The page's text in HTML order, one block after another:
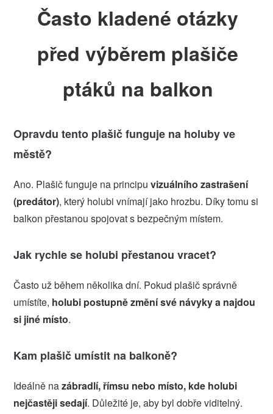
Často kladené otázky
před výběrem plašiče
ptáků na balkon
Opravdu tento plašič funguje na holuby ve
městě?
Ano. Plašič funguje na principu vizuálního zastrašení
(predátor), který holubi vnímají jako hrozbu. Díky tomu si
balkon přestanou spojovat s bezpečným místem.
Jak rychle se holubi přestanou vracet?
Často už během několika dní. Pokud plašič správně
umístíte, holubi postupně změní své návyky a najdou
si jiné místo.
Kam plašič umístit na balkoně?
Ideálně nazábradlí, římsu nebo místo, kde holubi
nejčastěji sedají. Důležité je, aby byl dobře viditelný.